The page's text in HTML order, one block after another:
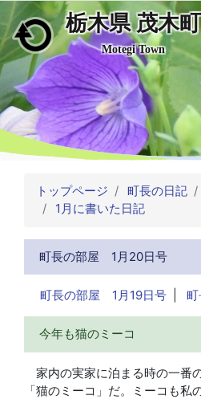
メインコンテンツにスキップ
栃木県 茂木町
Motegi Town
トップページ 町長の日記
1月に書いた日記
町長の部屋 1月20日号
町長の部屋 1月19日号|
今年も猫のミーコ
家内の実家に泊まる時の一番
「猫のミーコ」だ。ミーコも私